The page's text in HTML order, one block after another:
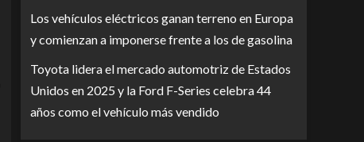
Los vehículos eléctricos ganan terreno en Europa
y comienzan a imponerse frente a los de gasolina
Toyota lidera el mercado automotriz de Estados
Unidos en 2025 y la Ford F-Series celebra 44
años como el vehículo más vendido